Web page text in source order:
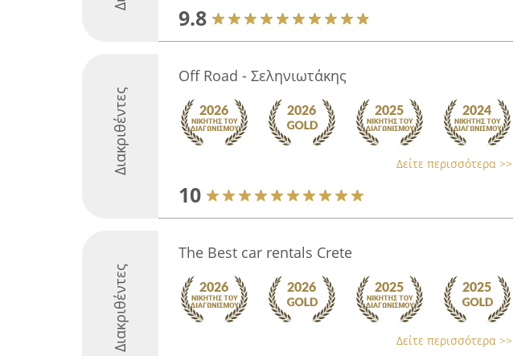
9.8
Διακριθέντες
Off Road - Σεληνιωτάκης
Δείτε περισσότερα >>
10
Διακριθέντες
The Best car rentals Crete
Δείτε περισσότερα >>